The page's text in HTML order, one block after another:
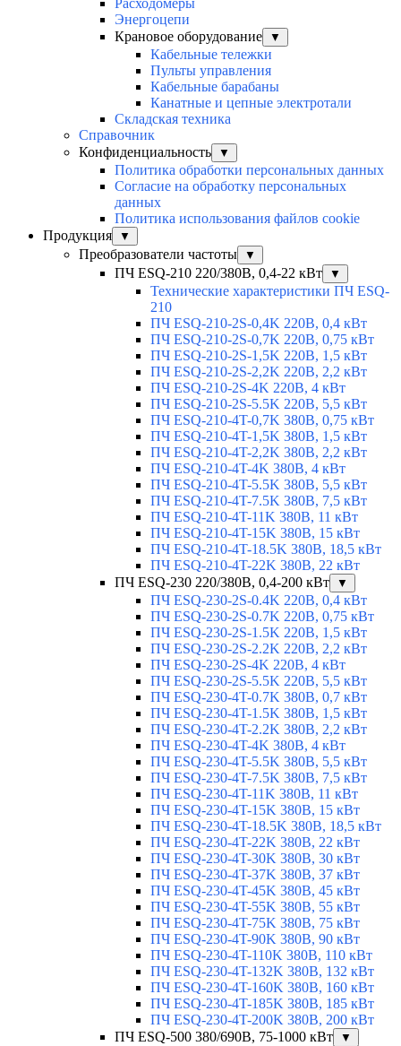
Расходомеры
Энергоцепи
Крановое оборудование
▼
Кабельные тележки
Пульты управления
Кабельные барабаны
Канатные и цепные электротали
Складская техника
Справочник
Конфиденциальность
▼
Политика обработки персональных данных
Согласие на обработку персональных
данных
Политика использования файлов cookie
Продукция
▼
Преобразователи частоты ▼
ПЧ ESQ-210 220/380В, 0,4-22 кВт ▼
Технические характеристики ПЧ ESQ-
210
ПЧ ESQ-210-2S-0,4K 220В, 0,4 кВт
ПЧ ESQ-210-2S-0,7K 220В, 0,75 кВт
ПЧ ESQ-210-2S-1,5K 220В, 1,5 кВт
ПЧ ESQ-210-2S-2,2K 220В, 2,2 кВт
ПЧ ESQ-210-2S-4K 220В, 4 кВт
ПЧ ESQ-210-2S-5.5K 220В, 5,5 кВт
ПЧ ESQ-210-4T-0,7K 380В, 0,75 кВт
ПЧ ESQ-210-4T-1,5K 380В, 1,5 кВт
ПЧ ESQ-210-4T-2,2K 380В, 2,2 кВт
ПЧ ESQ-210-4T-4K 380В, 4 кВт
ПЧ ESQ-210-4T-5.5K 380В, 5,5 кВт
ПЧ ESQ-210-4T-7.5K 380В, 7,5 кВт
ПЧ ESQ-210-4T-11K 380В, 11 кВт
ПЧ ESQ-210-4T-15K 380В, 15 кВт
ПЧ ESQ-210-4T-18.5K 380В, 18,5 кВт
ПЧ ESQ-210-4T-22K 380В, 22 кВт
ПЧ ESQ-230 220/380В, 0,4-200 кВт
▼
ПЧ ESQ-230-2S-0.4K 220В, 0,4 кВт
ПЧ ESQ-230-2S-0.7K 220В, 0,75 кВт
ПЧ ESQ-230-2S-1.5K 220В, 1,5 кВт
ПЧ ESQ-230-2S-2.2K 220В, 2,2 кВт
ПЧ ESQ-230-2S-4K 220В, 4 кВт
ПЧ ESQ-230-2S-5.5K 220В, 5,5 кВт
ПЧ ESQ-230-4T-0.7K 380В, 0,7 кВт
ПЧ ESQ-230-4T-1.5K 380В, 1,5 кВт
ПЧ ESQ-230-4T-2.2K 380В, 2,2 кВт
ПЧ ESQ-230-4T-4K 380В, 4 кВт
ПЧ ESQ-230-4T-5.5K 380В, 5,5 кВт
ПЧ ESQ-230-4T-7.5K 380В, 7,5 кВт
ПЧ ESQ-230-4T-11K 380В, 11 кВт
ПЧ ESQ-230-4T-15K 380В, 15 кВт
ПЧ ESQ-230-4T-18.5K 380В, 18,5 кВт
ПЧ ESQ-230-4T-22K 380В, 22 кВт
ПЧ ESQ-230-4T-30K 380В, 30 кВт
ПЧ ESQ-230-4T-37K 380В, 37 кВт
ПЧ ESQ-230-4T-45K 380В, 45 кВт
ПЧ ESQ-230-4T-55K 380В, 55 кВт
ПЧ ESQ-230-4T-75K 380В, 75 кВт
ПЧ ESQ-230-4T-90K 380В, 90 кВт
ПЧ ESQ-230-4T-110K 380В, 110 кВт
ПЧ ESQ-230-4T-132K 380В, 132 кВт
ПЧ ESQ-230-4T-160K 380В, 160 кВт
ПЧ ESQ-230-4T-185K 380В, 185 кВт
ПЧ ESQ-230-4T-200K 380В, 200 кВт
ПЧ ESQ-500 380/690В, 75-1000 кВт
▼